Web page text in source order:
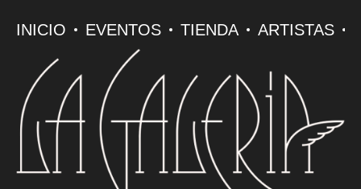
INICIO EVENTOS TIENDA ARTISTAS